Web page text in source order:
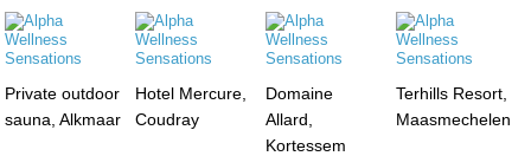
Private outdoor
sauna, Alkmaar
Hotel Mercure,
Coudray
Domaine
Allard,
Kortessem
Terhills Resort,
Maasmechelen